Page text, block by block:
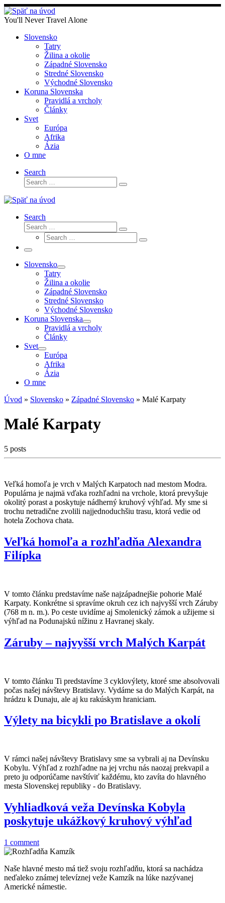
Skip
to
You'll Never Travel Alone
Slovensko
Tatry
Žilina a okolie
Západné Slovensko
Stredné Slovensko
Východné Slovensko
Koruna Slovenska
Pravidlá a vrcholy
Články
Svet
Európa
Afrika
Ázia
O mne
Search
Search
Search
Search
Search
Search
Search
Search
Menu
Slovensko
Tatry
Žilina a okolie
Západné Slovensko
Stredné Slovensko
Východné Slovensko
Koruna Slovenska
Pravidlá a vrcholy
Články
Svet
Európa
Afrika
Ázia
O mne
Úvod » Slovensko » Západné Slovensko » Malé Karpaty
Malé Karpaty
5 posts
Veľká homoľa je vrch v Malých Karpatoch nad mestom Modra.
Populárna je najmä vďaka rozhľadni na vrchole, ktorá prevyšuje
okolitý porast a poskytuje nádherný kruhový výhľad. My sme si
trochu netradične zvolili najjednoduchšiu trasu, ktorá vedie od
hotela Zochova chata.
Veľká homoľa a rozhľadňa Alexandra
Filípka
V tomto článku predstavíme naše najzápadnejšie pohorie Malé
Karpaty. Konkrétne si spravíme okruh cez ich najvyšší vrch Záruby
(768 m n. m.). Po ceste uvidíme aj Smolenický zámok a užijeme si
výhľad na Podunajskú nížinu z Havranej skaly.
Záruby – najvyšší vrch Malých Karpát
V tomto článku Ti predstavíme 3 cyklovýlety, ktoré sme absolvovali
počas našej návštevy Bratislavy. Vydáme sa do Malých Karpát, na
hrádzu k Dunaju, ale aj ku rakúskym hraniciam.
Výlety na bicykli po Bratislave a okolí
V rámci našej návštevy Bratislavy sme sa vybrali aj na Devínsku
Kobylu. Výhľad z rozhľadne na jej vrchu nás naozaj prekvapil a
preto ju odporúčame navštíviť každému, kto zavíta do hlavného
mesta Slovenskej republiky - do Bratislavy.
Vyhliadková veža Devínska Kobyla
poskytuje ukážkový kruhový výhľad
1 comment
Naše hlavné mesto má tiež svoju rozhľadňu, ktorá sa nachádza
neďaleko známej televíznej veže Kamzík na lúke nazývanej
Americké námestie.